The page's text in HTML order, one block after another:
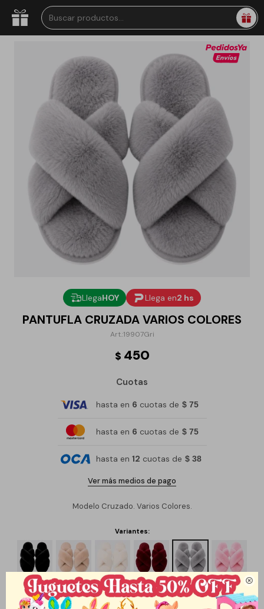

LlegaHOY Llega en2 hs
PANTUFLA CRUZADA VARIOS COLORES
19907Gri
$ 450
Cuotas
hasta en 6 cuotas de $ 75
hasta en 6 cuotas de $ 75
hasta en 12 cuotas de $ 38
Ver más medios de pago
Modelo Cruzado. Varios Colores.
Variantes: